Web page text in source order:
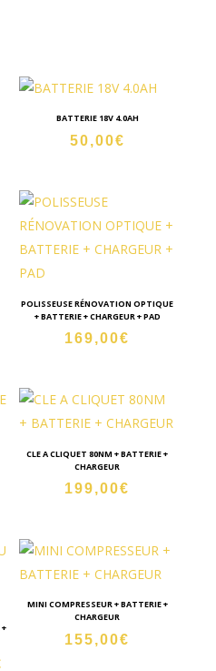
:
BATTERIE 18V 4.0AH
50,00€
POLISSEUSE RÉNOVATION OPTIQUE
+ BATTERIE + CHARGEUR + PAD
169,00€
CLE A CLIQUET 80NM + BATTERIE +
CHARGEUR
199,00€
MINI COMPRESSEUR + BATTERIE +
CHARGEUR
155,00€